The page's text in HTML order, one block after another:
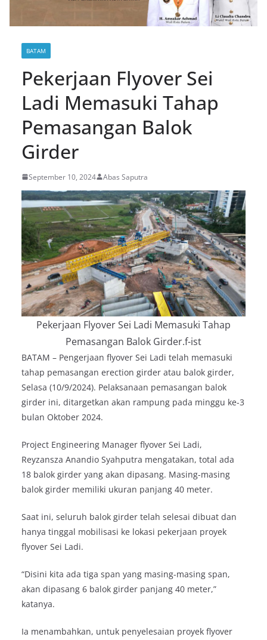
BATAM
Pekerjaan Flyover Sei
Ladi Memasuki Tahap
Pemasangan Balok
Girder
September 10, 2024 Abas Saputra
Pekerjaan Flyover Sei Ladi Memasuki Tahap
Pemasangan Balok Girder.f-ist
BATAM – Pengerjaan flyover Sei Ladi telah memasuki
tahap pemasangan erection girder atau balok girder,
Selasa (10/9/2024). Pelaksanaan pemasangan balok
girder ini, ditargetkan akan rampung pada minggu ke-3
bulan Oktober 2024.
Project Engineering Manager flyover Sei Ladi,
Reyzansza Anandio Syahputra mengatakan, total ada
18 balok girder yang akan dipasang. Masing-masing
balok girder memiliki ukuran panjang 40 meter.
Saat ini, seluruh balok girder telah selesai dibuat dan
hanya tinggal mobilisasi ke lokasi pekerjaan proyek
flyover Sei Ladi.
“Disini kita ada tiga span yang masing-masing span,
akan dipasang 6 balok girder panjang 40 meter,”
katanya.
Ia menambahkan, untuk penyelesaian proyek flyover